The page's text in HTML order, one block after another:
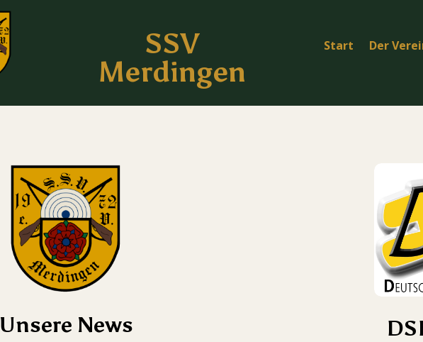
SSV
Merdingen
Start Der
Unsere News